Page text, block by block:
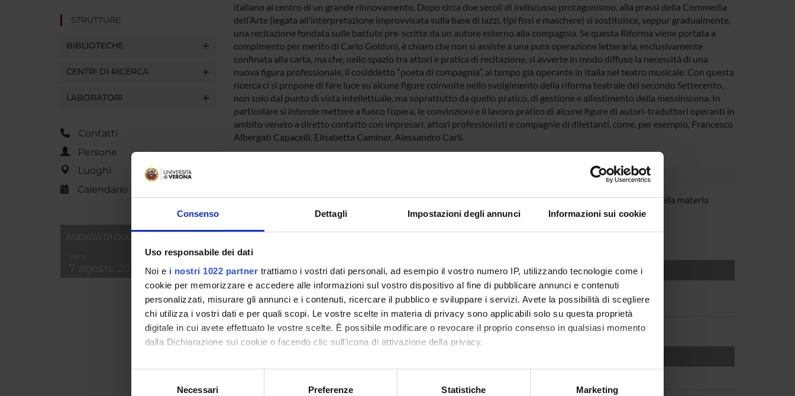
Consenso Dettagli Impostazioni degli annunci Informazioni sui cookie
Uso responsabile dei dati
Noi e i nostri 1022 partner trattiamo i vostri dati personali, ad esempio il vostro numero IP, utilizzando tecnologie come i
cookie per memorizzare e accedere alle informazioni sul vostro dispositivo al fine di pubblicare annunci e contenuti
personalizzati, misurare gli annunci e i contenuti, ricercare il pubblico e sviluppare i servizi. Avete la possibilità di scegliere
chi utilizza i vostri dati e per quali scopi. Le vostre scelte in materia di privacy sono applicabili solo su questa proprietà
digitale in cui avete effettuato le vostre scelte. È possibile modificare o revocare il proprio consenso in qualsiasi momento
dalla Dichiarazione sui cookie o facendo clic sull'icona di attivazione della privacy.
Con il tuo consenso, vorremmo anche:
raccogliere informazioni sulla tua posizione geografica, con un'approssimazione di qualche metro,
Necessari Preferenze Statistiche Marketing
STRUTTURE
BIBLIOTECHE
CENTRI DI RICERCA
LABORATORI
Contatti
Persone
Luoghi
Calendario
italiano al centro di un grande rinnovamento. Dopo circa due secoli di indiscusso protagonismo, alla prassi della Commedia
dell’Arte (legata all’interpretazione improvvisata sulla base di lazzi, tipi fissi e maschere) si sostituisce, seppur gradualmente,
una recitazione fondata sulle battute pre-scritte da un autore esterno alla compagnia. Se questa Riforma viene portata a
compimento per merito di Carlo Goldoni, è chiaro che non si assiste a una pura operazione letteraria, esclusivamente
confinata alla carta, ma che, nello spazio tra attori e pratica di recitazione, si avverte in modo diffuso la necessità di una
nuova figura professionale, il cosiddetto “poeta di compagnia”, al tempo già operante in Italia nel teatro musicale. Con questa
ricerca ci si propone di fare luce su alcune figure coinvolte nello svolgimento della riforma teatrale del secondo Settecento,
non solo dal punto di vista intellettuale, ma soprattutto da quello pratico, di gestione e allestimento della messinscena. In
particolare si intende mettere a fuoco l’opera, le convinzioni e il lavoro pratico di alcune figure di autori-traduttori operanti in
ambito veneto a diretto contatto con impresari, attori professionisti e compagnie di dilettanti, come, per esempio, Francesco
Albergati Capacelli, Elisabetta Caminer, Alessandro Carli.
Simona Brunetti Professore associato Elena Zilotti Cultore della materia
AREE DI RICERCA COINVOLTE DAL PROGETTO
Discipline dello Spettacolo
Visual and performing arts, design, arts-based research